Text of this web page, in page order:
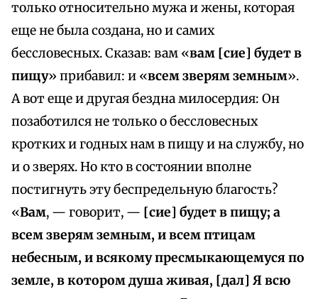
только относительно мужа и жены, которая
еще не была создана, но и самих
бессловесных. Сказав: вам «вам [сие] будет в
пищу» прибавил: и «всем зверям земным».
А вот еще и другая бездна милосердия: Он
позаботился не только о бессловесных
кротких и годных нам в пищу и на службу, но
и о зверях. Но кто в состоянии вполне
постигнуть эту беспредельную благость?
«Вам, — говорит, — [сие] будет в пищу; а
всем зверям земным, и всем птицам
небесным, и всякому пресмыкающемуся по
земле, в котором душа живая, [дал] Я всю